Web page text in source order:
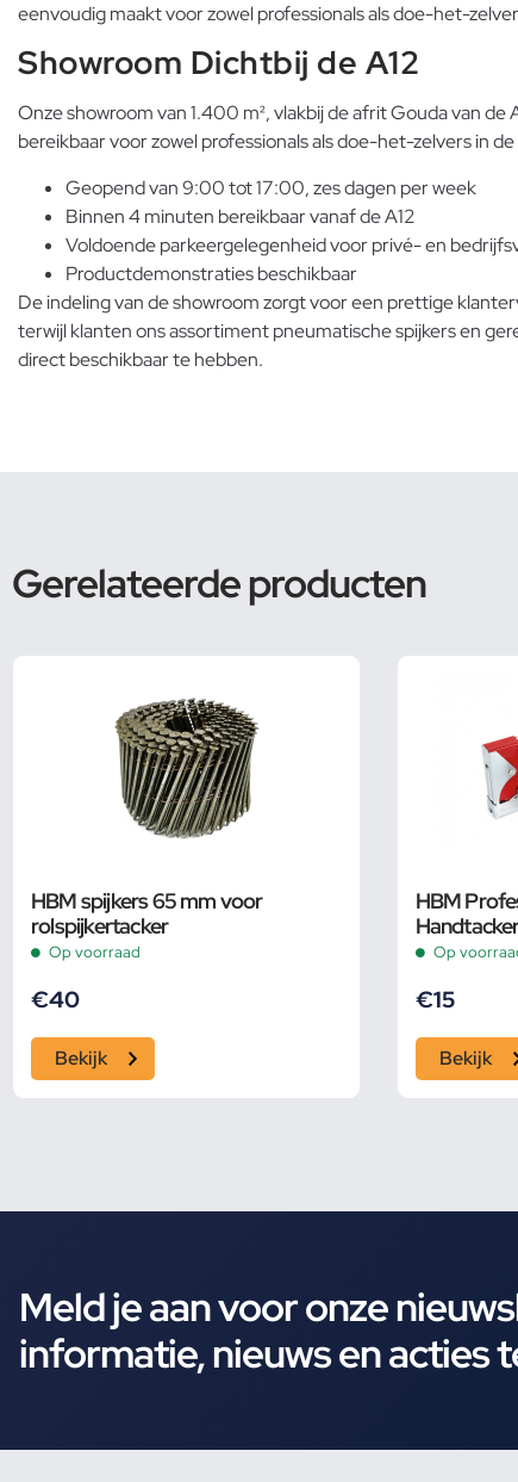
eenvoudig maakt voor zowel professionals als doe-het-
Showroom Dichtbij de A12
Onze showroom van 1.400 m², vlakbij de afrit Gouda van
bereikbaar voor zowel professionals als doe-het-zelvers in
Geopend van 9:00 tot 17:00, zes dagen per week
Binnen 4 minuten bereikbaar vanaf de A12
Voldoende parkeergelegenheid voor privé- en
Productdemonstraties beschikbaar
De indeling van de showroom zorgt voor een prettige
terwijl klanten ons assortiment pneumatische spijkers en
direct beschikbaar te hebben.
Gerelateerde producten
HBM spijkers 65 mm voor
rolspijkertacker
Op voorraad
€40
Bekijk
HBM
1000
Op
€15
Bekijk
Meld je aan voor onze
informatie, nieuws en acties